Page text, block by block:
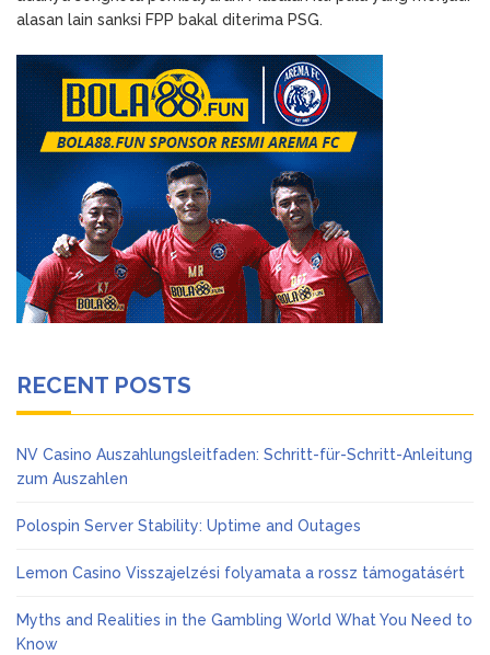
alasan lain sanksi FPP bakal diterima PSG.
RECENT POSTS
NV Casino Auszahlungsleitfaden: Schritt-für-Schritt-Anleitung
zum Auszahlen
Polospin Server Stability: Uptime and Outages
Lemon Casino Visszajelzési folyamata a rossz támogatásért
Myths and Realities in the Gambling World What You Need to
Know